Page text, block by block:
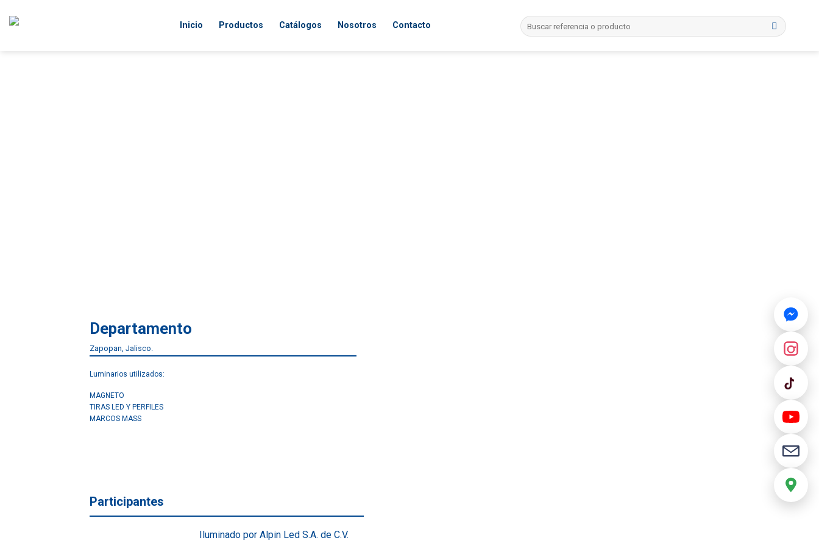
Inicio Productos Catálogos Nosotros Contacto
Search
for:
Departamento
Zapopan, Jalisco.
Luminarios utilizados:
MAGNETO
TIRAS LED Y PERFILES
MARCOS MASS
Participantes
Iluminado por Alpin Led S.A. de C.V.